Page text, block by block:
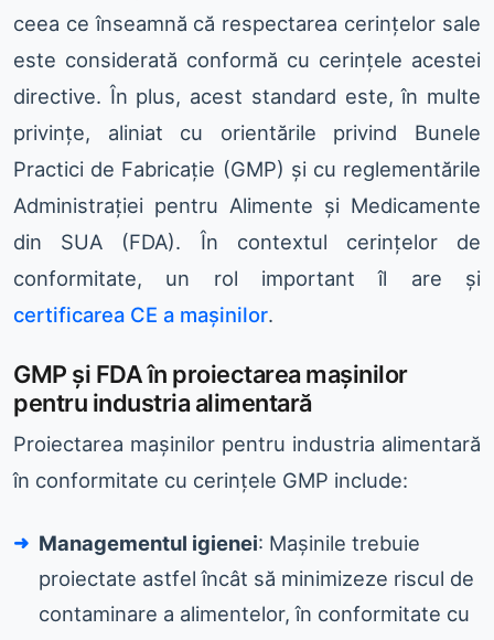
ceea ce înseamnă că respectarea cerințelor sale
este considerată conformă cu cerințele acestei
directive. În plus, acest standard este, în multe
privințe, aliniat cu orientările privind Bunele
Practici de Fabricație (GMP) și cu reglementările
Administrației pentru Alimente și Medicamente
din SUA (FDA). În contextul cerințelor de
conformitate, un rol important îl are și
certificarea CE a mașinilor.
GMP și FDA în proiectarea mașinilor
pentru industria alimentară
Proiectarea mașinilor pentru industria alimentară
în conformitate cu cerințele GMP include:
Managementul igienei: Mașinile trebuie
proiectate astfel încât să minimizeze riscul de
contaminare a alimentelor, în conformitate cu